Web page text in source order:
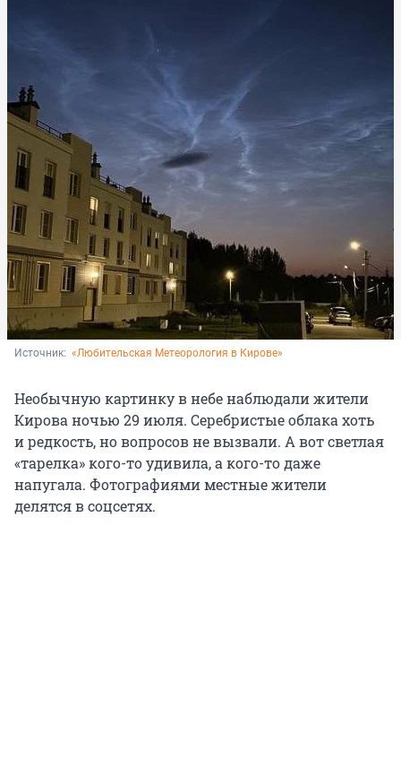
Источник: «Любительская Метеорология в Кирове»
Необычную картинку в небе наблюдали жители
Кирова ночью 29 июля. Серебристые облака хоть
и редкость, но вопросов не вызвали. А вот светлая
«тарелка» кого-то удивила, а кого-то даже
напугала. Фотографиями местные жители
делятся в соцсетях.